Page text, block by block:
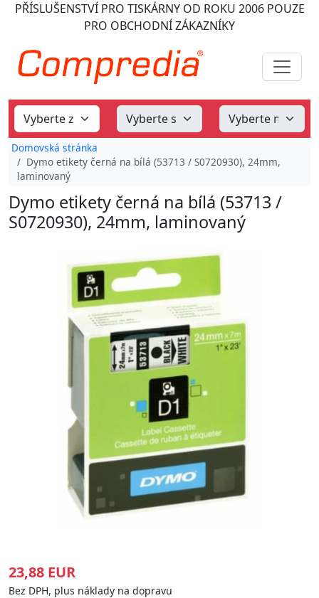
PŘÍSLUŠENSTVÍ PRO TISKÁRNY OD ROKU 2006POUZE
PRO OBCHODNÍ ZÁKAZNÍKY
Domovská stránka
Dymo etikety černá na bílá (53713 / S0720930), 24mm,
laminovaný
Dymo etikety černá na bílá (53713 /
S0720930), 24mm, laminovaný
23,88 EUR
Bez DPH, plus náklady na dopravu